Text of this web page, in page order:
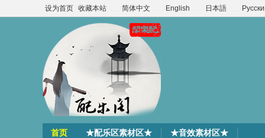
设为首页 收藏本站 简体中文 English 日本語
首页 ★配乐区素材区★ ★音效素材区★